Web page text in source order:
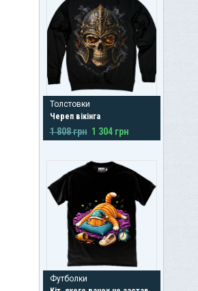
Толстовки
Череп вікінга
1 808 грн 1 304 грн
Футболки